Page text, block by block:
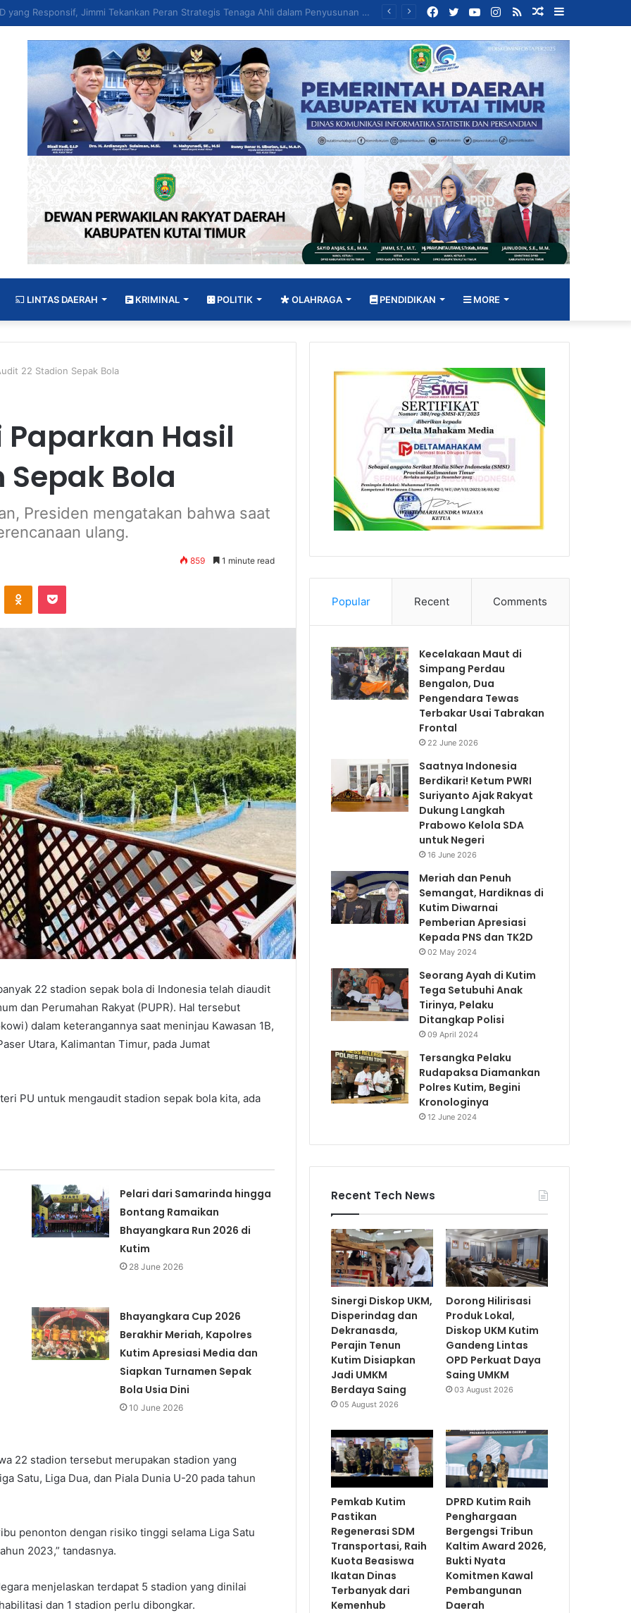
Sinergi Diskop UKM, Disperindag dan Dekranasda, Perajin Tenun Kutim Disiapkan Jadi UMKM Berdaya Saing
Random
Article
RSS
Instagram
YouTube
Twitter
Facebook
LINTAS DAERAH KRIMINAL POLITIK OLAHRAGA PENDIDIKAN MORE
22 Stadion Sepak Bola
Paparkan Hasil
Bola
Presiden mengatakan bahwa saat
ulang.
859 1 minute read
22 stadion sepak bola di Indonesia telah diaudit
dan Perumahan Rakyat (PUPR). Hal tersebut
dalam keterangannya saat meninjau Kawasan 1B,
Utara, Kalimantan Timur, pada Jumat
PU untuk mengaudit stadion sepak bola kita, ada
Pelari dari Samarinda hingga
Bontang Ramaikan
Bhayangkara Run 2026 di
Kutim
28 June 2026
Bhayangkara Cup 2026
Berakhir Meriah, Kapolres
Kutim Apresiasi Media dan
Siapkan Turnamen Sepak
Bola Usia Dini
10 June 2026
22 stadion tersebut merupakan stadion yang
Satu, Liga Dua, dan Piala Dunia U-20 pada tahun
penonton dengan risiko tinggi selama Liga Satu
2023,” tandasnya.
menjelaskan terdapat 5 stadion yang dinilai
dan 1 stadion perlu dibongkar.
Popular Recent Comments
Kecelakaan Maut di
Simpang Perdau
Bengalon, Dua
Pengendara Tewas
Terbakar Usai Tabrakan
Frontal
22 June 2026
Saatnya Indonesia
Berdikari! Ketum PWRI
Suriyanto Ajak Rakyat
Dukung Langkah
Prabowo Kelola SDA
untuk Negeri
16 June 2026
Meriah dan Penuh
Semangat, Hardiknas di
Kutim Diwarnai
Pemberian Apresiasi
Kepada PNS dan TK2D
02 May 2024
Seorang Ayah di Kutim
Tega Setubuhi Anak
Tirinya, Pelaku
Ditangkap Polisi
09 April 2024
Tersangka Pelaku
Rudapaksa Diamankan
Polres Kutim, Begini
Kronologinya
12 June 2024
Recent Tech News
Sinergi Diskop UKM,
Disperindag dan
Dekranasda,
Perajin Tenun
Kutim Disiapkan
Jadi UMKM
Berdaya Saing
05 August 2026
Dorong Hilirisasi
Produk Lokal,
Diskop UKM Kutim
Gandeng Lintas
OPD Perkuat Daya
Saing UMKM
03 August 2026
Pemkab Kutim
Pastikan
Regenerasi SDM
Transportasi, Raih
Kuota Beasiswa
Ikatan Dinas
Terbanyak dari
Kemenhub
DPRD Kutim Raih
Penghargaan
Bergengsi Tribun
Kaltim Award 2026,
Bukti Nyata
Komitmen Kawal
Pembangunan
Daerah